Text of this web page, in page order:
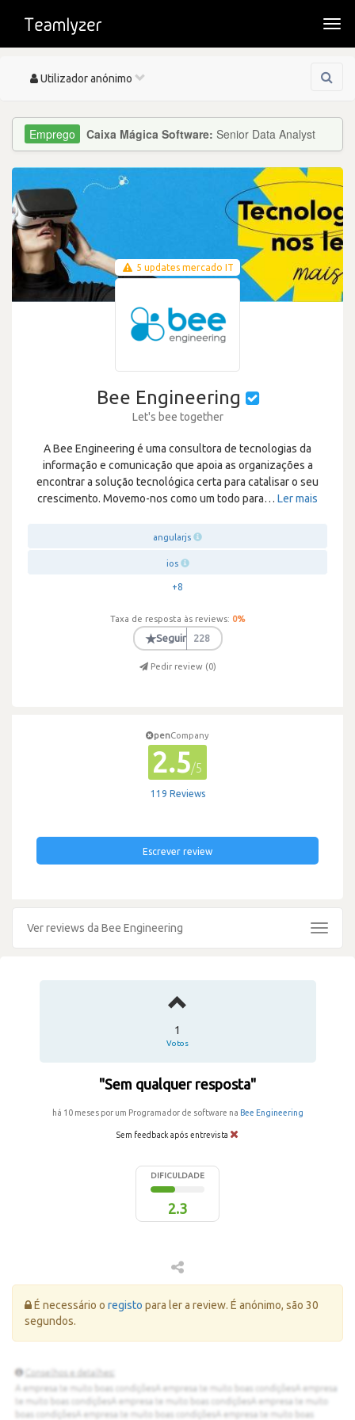
Toggle
Utilizador anónimo
Caixa Mágica Software: Senior Data Analyst
5 updates mercado IT
Bee Engineering
Let's bee together
A Bee Engineering é uma consultora de tecnologias da
informação e comunicação que apoia as organizações a
encontrar a solução tecnológica certa para catalisar o seu
crescimento. Movemo-nos como um todo para… Ler mais
angularjs
ios
+8
Taxa de resposta às reviews: 0%
★Seguir 228
Pedir review (0)
penCompany
2.5/5
119 Reviews
Escrever review
Ver reviews da Bee Engineering
Toggle
1
Votos
"Sem qualquer resposta"
há 10 meses por um Programador de software na Bee Engineering
Sem feedback após entrevista
DIFICULDADE
2.3
Erro:
É necessário o registo para ler a review. É anónimo, são 30
segundos.